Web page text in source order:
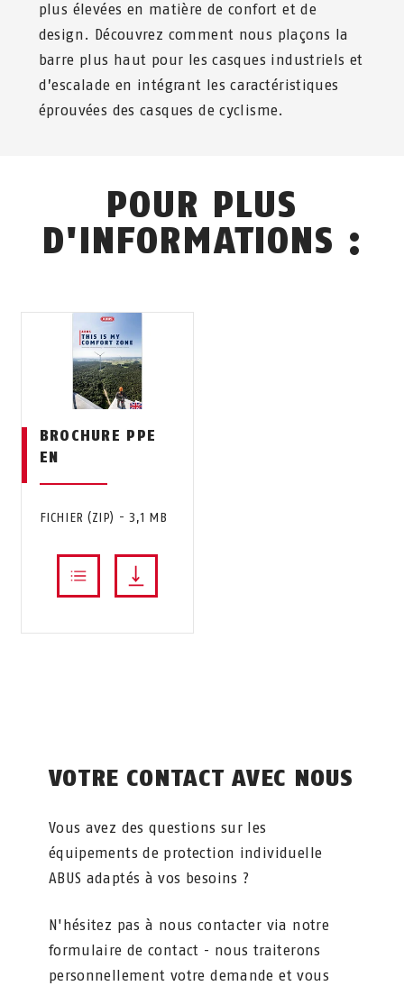
plus élevées en matière de confort et de
design. Découvrez comment nous plaçons la
barre plus haut pour les casques industriels et
d’escalade en intégrant les caractéristiques
éprouvées des casques de cyclisme.
POUR PLUS
D'INFORMATIONS :
BROCHURE PPE
EN
FICHIER (ZIP) - 3,1 MB
VOTRE CONTACT AVEC NOUS
Vous avez des questions sur les
équipements de protection individuelle
ABUS adaptés à vos besoins ?
N'hésitez pas à nous contacter via notre
formulaire de contact - nous traiterons
personnellement votre demande et vous